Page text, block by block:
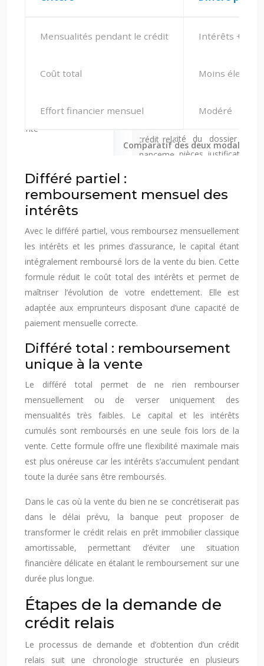
Comparatif des deux modalités
Mensualités pendant le crédit Intérêts +
Coût total Moins élevé
Effort financier mensuel Modéré
Différé partiel :
remboursement mensuel des
intérêts
Avec le différé partiel, vous remboursez mensuellement
les intérêts et les primes d’assurance, le capital étant
intégralement remboursé lors de la vente du bien. Cette
formule réduit le coût total des intérêts et permet de
maîtriser l’évolution de votre endettement. Elle est
adaptée aux emprunteurs disposant d’une capacité de
paiement mensuelle correcte.
Différé total : remboursement
unique à la vente
Le différé total permet de ne rien rembourser
mensuellement ou de verser uniquement des
mensualités très faibles. Le capital et les intérêts
cumulés sont remboursés en une seule fois lors de la
vente. Cette formule offre une flexibilité maximale mais
est plus onéreuse car les intérêts s’accumulent pendant
toute la durée sans être remboursés.
Dans le cas où la vente du bien ne se concrétiserait pas
dans le délai prévu, la banque peut proposer de
transformer le crédit relais en prêt immobilier classique
amortissable, permettant d’éviter une situation
financière délicate en étalant le remboursement sur une
durée plus longue.
Étapes de la demande de
crédit relais
Le processus de demande et d’obtention d’un crédit
relais suit une chronologie structurée en plusieurs